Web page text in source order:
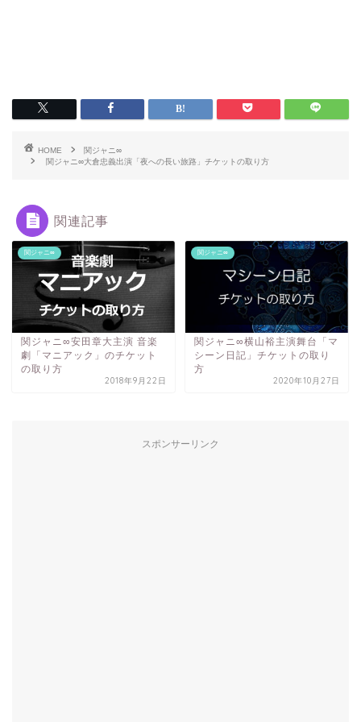
HOME
関ジャニ∞
関ジャニ∞大倉忠義出演「夜への長い旅路」チケットの取り方
関連記事
関ジャニ∞
関ジャニ∞安田章大主演 音楽
劇「マニアック」のチケット
の取り方
2018年9月22日
関ジャニ∞
関ジャニ∞横山裕主演舞台「マ
シーン日記」チケットの取り
方
2020年10月27日
スポンサーリンク